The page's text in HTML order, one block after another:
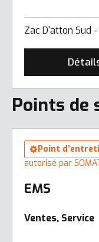
Zac D'atton Sud
Points de
Point
autorisé par
EMS
Ventes, Service